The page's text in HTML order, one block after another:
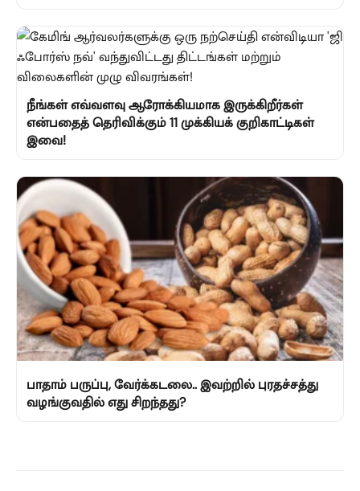
நீங்கள் எவ்வளவு ஆரோக்கியமாக இருக்கிறீர்கள்
என்பதைத் தெரிவிக்கும் 11 முக்கியக் குறிகாட்டிகள்
இவை!
பாதாம் பருப்பு, வேர்க்கடலை.. இவற்றில் புரதச்சத்து
வழங்குவதில் எது சிறந்தது?